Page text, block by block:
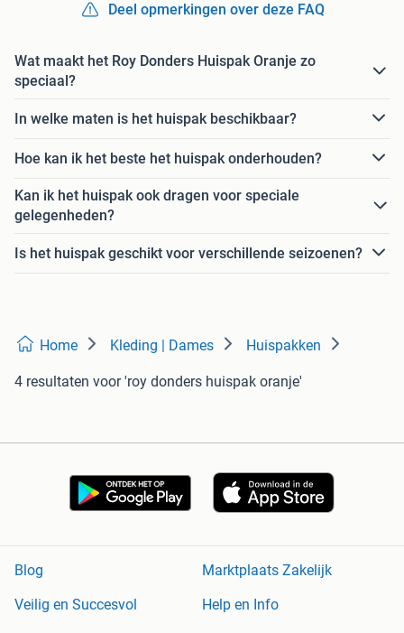
Deel opmerkingen over deze FAQ
Wat maakt het Roy Donders Huispak Oranje zo
speciaal?
In welke maten is het huispak beschikbaar?
Hoe kan ik het beste het huispak onderhouden?
Kan ik het huispak ook dragen voor speciale
gelegenheden?
Is het huispak geschikt voor verschillende seizoenen?
Home Kleding | Dames Huispakken
4 resultaten voor 'roy donders huispak oranje'
Blog
Marktplaats Zakelijk
Veilig en Succesvol
Help en Info